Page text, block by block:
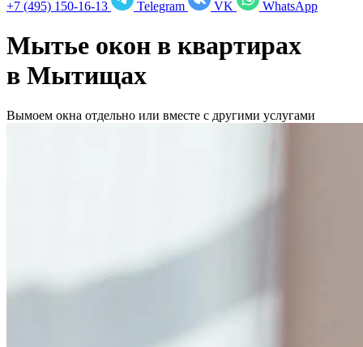
+7 (495) 150-16-13 Telegram VK WhatsApp
Мытье окон в квартирах
в Мытищах
Вымоем окна отдельно или вместе с другими услугами